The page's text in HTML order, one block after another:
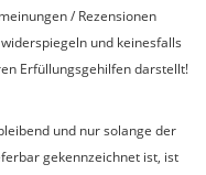
/ Rezensionen
und keinesfalls
Erfüllungsgehilfen darstellt!
und nur solange der
gekennzeichnet ist, ist